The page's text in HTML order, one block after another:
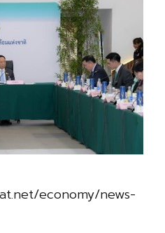
economy/news-